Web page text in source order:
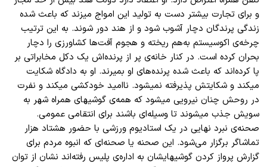
و برای تجارت بیشتر دست به تولید این امواج میزند که باعث شده
زندگی پرندگان دچار آشوب شود و از هند دور شوند. به این ترتیب
چرخهی اکوسیستم بههم ریخته و هجوم آفتها کشاورزی را دچار
بحران کرده است. در کنار خانهی پر از پرندهاش یک دکل مخابراتی بر
پا کردهاند که باعث شده پرندههای او بمیرند. او به دادگاه شکایت
میکند و شکایتش پذیرفته نمیشود. ناامید خودکشی میکند و نفرت
در روحش چنان نیرویی میشود که همهی گوشیهای همراه شهر به
سویش جذب میشوند تا وسیلهای باشند برای انتقامی عمومی.
صحنهی نبرد نهایی در یک استادیوم ورزشی با حضور هشتاد هزار
تماشاگر برگزار میشود. این صحنه یا صحنهای که انبوه مردم برای
گزارش پرواز کردن گوشیهایشان به ادارهی پلیس رفتهاند نشان از توان